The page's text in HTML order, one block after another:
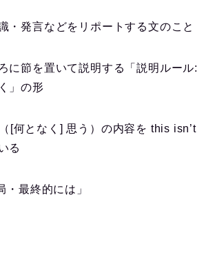
・発言などをリポートする文のこと
に節を置いて説明する「説明ルール:
」の形
[何となく] 思う）の内容を this isn’t
る
最終的には」